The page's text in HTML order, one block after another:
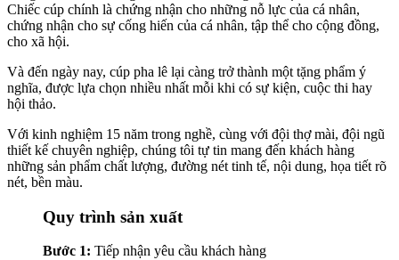
Chiếc cúp chính là chứng nhận cho những nỗ lực của cá nhân,
chứng nhận cho sự cống hiến của cá nhân, tập thể cho cộng đồng,
cho xã hội.
Và đến ngày nay, cúp pha lê lại càng trở thành một tặng phẩm ý
nghĩa, được lựa chọn nhiều nhất mỗi khi có sự kiện, cuộc thi hay
hội thảo.
Với kinh nghiệm 15 năm trong nghề, cùng với đội thợ mài, đội ngũ
thiết kế chuyên nghiệp, chúng tôi tự tin mang đến khách hàng
những sản phẩm chất lượng, đường nét tinh tế, nội dung, họa tiết rõ
nét, bền màu.
Quy trình sản xuất
Bước 1: Tiếp nhận yêu cầu khách hàng